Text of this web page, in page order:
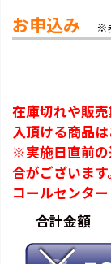
お申込み ※
在庫切れや販
入頂ける商品は
※実施日直前の
合がございます
コールセンタ
合計金額